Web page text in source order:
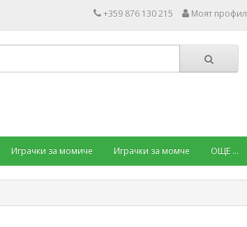
+359 876 130 215 Моят профил
Играчки за момиче Играчки за момче ОЩЕ ...